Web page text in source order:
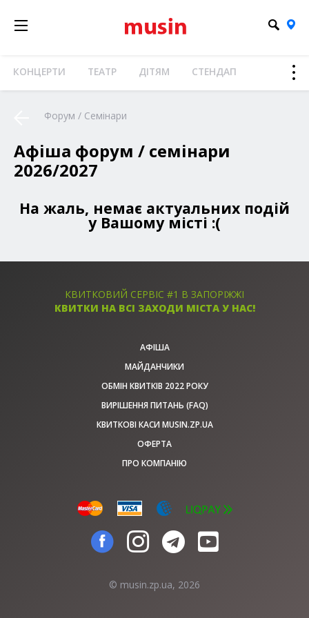
КОНЦЕРТИ ТЕАТР ДІТЯМ СТЕНДАП
Форум / Семінари
Афіша форум / семінари
2026/2027
На жаль, немає актуальних подій
у Вашому місті :(
КВИТКОВИЙ СЕРВІС #1 В ЗАПОРІЖЖІ
КВИТКИ НА ВСІ ЗАХОДИ МІСТА У НАС!
АФІША
МАЙДАНЧИКИ
ОБМІН КВИТКІВ 2022 РОКУ
ВИРІШЕННЯ ПИТАНЬ (FAQ)
КВИТКОВІ КАСИ MUSIN.ZP.UA
ОФЕРТА
ПРО КОМПАНІЮ
© musin.zp.ua, 2026